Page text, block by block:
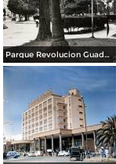
Parque Revolucion Guadalajara, Jalisco.